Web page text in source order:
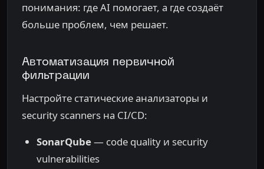
понимания: где AI помогает, а где создаёт
больше проблем, чем решает.
Автоматизация первичной
фильтрации
Настройте статические анализаторы и
security scanners на CI/CD:
SonarQube— code quality и security
vulnerabilities